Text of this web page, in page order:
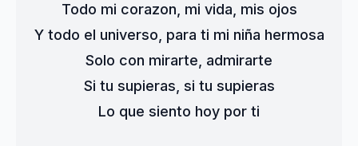
Todo mi corazon, mi vida, mis ojos
Y todo el universo, para ti mi niña hermosa
Solo con mirarte, admirarte
Si tu supieras, si tu supieras
Lo que siento hoy por ti